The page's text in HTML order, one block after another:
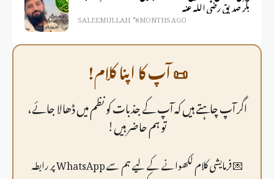
بکر صدیق رضی اللہ عنہ
SALEEM ULLAH 8 MONTHS AGO
📜 آپ کا اپنا کلام!
اگر آپ چاہتے ہیں کہ آپ کے جذبات کو نظم میں ڈھالا جائے،
تو ہم حاضر ہیں!
💌 فرمايشی کلام لکھوانے کے لیے ہم سے WhatsApp پر رابطہ